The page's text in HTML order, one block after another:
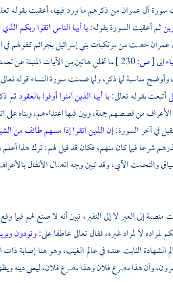
سورة آلعمرانمن ذكرهم ما ورد فيها، أعقبت بقوله
ثم أعقبت السورة بقوله:يا أيها الناس اتقوا ربكم
خصت من مرتكبات بني إسرائيل بجرائم كقولهم في
إلى[ص:230 ]
ما تخلل هاتين من الآيات المنبئة عن
وأوضح مناسبة لما ذكر، ولما ضمنت سورة النساء قوله
أتبعت بقوله تعالى:يا أيها الذين آمنوا أوفوا بالعقودثم
من قصصهم جملة، وبين فيها اعتداءهم، وبناه على
في آخر السورة:إن الذين اتقوا إذا مسهم طائف من
شرعا فيما كان منهم، فكان قد قيل لهم: ترك هذا أعلم
والتحمت الآي، وقد تبين وجه اتصال الأنفال
إلى العير لا إلى النفير، تبين أنه لا صنع لهم فيما
لمراده لا لمراد غيره، فقال تعالى عاطفا على:وتودون
الشهادة الثابت عنده في عالم الغيب، وهو هنا إصابة
وأن هذا مصرع فلان وهذا مصرع فلان، ليعلي دينه